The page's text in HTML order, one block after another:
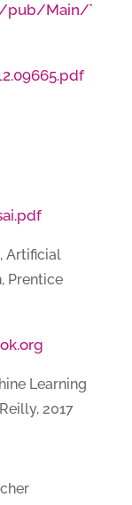
Main/
Artificial
Prentice
Learning
2017